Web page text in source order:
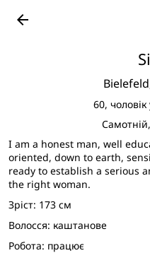
arrow_back
60,
I am a honest man, well
oriented, down to earth,
ready to establish a serious
the right woman.
Зріст: 173 см
Волосся: каштанове
Робота: працює